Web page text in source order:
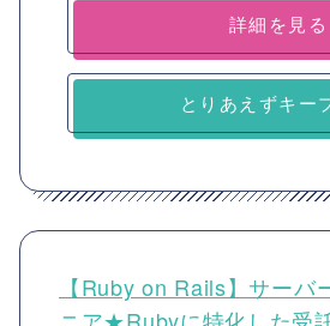
詳細を見る
とりあえずキー
【Ruby on Rails】サーバ